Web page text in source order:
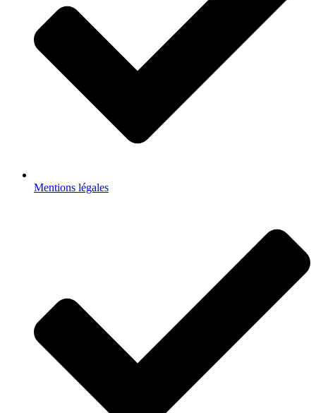
Mentions légales